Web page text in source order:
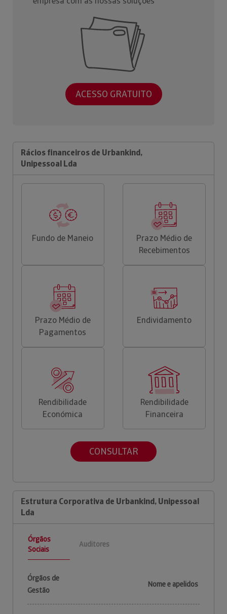
ACESSO GRATUITO
Rácios financeiros de Urbankind,
Unipessoal Lda
Fundo de Maneio
Prazo Médio de
Recebimentos
Prazo Médio de
Pagamentos
Endividamento
Rendibilidade
Económica
Rendibilidade
Financeira
CONSULTAR
Estrutura Corporativa de Urbankind, Unipessoal
Lda
Órgãos
Sociais
Auditores
Órgãos de
Gestão
Nome e apelidos